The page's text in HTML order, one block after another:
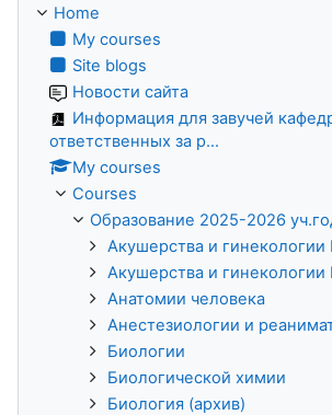
Home
My courses
Site blogs
Новости сайта
Информация для завучей
ответственных за р...
My courses
Courses
Образование 2025-2026
Акушерства и
Акушерства и
Анатомии человека
Анестезиологии и
Биологии
Биологической химии
Биология (архив)